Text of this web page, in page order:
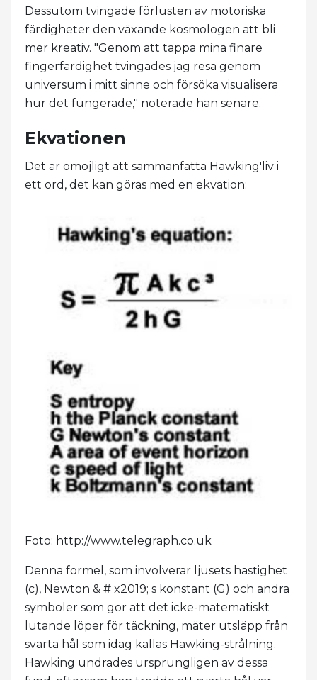
Dessutom tvingade förlusten av motoriska
färdigheter den växande kosmologen att bli
mer kreativ. "Genom att tappa mina finare
fingerfärdighet tvingades jag resa genom
universum i mitt sinne och försöka visualisera
hur det fungerade," noterade han senare.
Ekvationen
Det är omöjligt att sammanfatta Hawking'liv i
ett ord, det kan göras med en ekvation:
Foto: http://www.telegraph.co.uk
Denna formel, som involverar ljusets hastighet
(c), Newton & # x2019; s konstant (G) och andra
symboler som gör att det icke-matematiskt
lutande löper för täckning, mäter utsläpp från
svarta hål som idag kallas Hawking-strålning.
Hawking undrades ursprungligen av dessa